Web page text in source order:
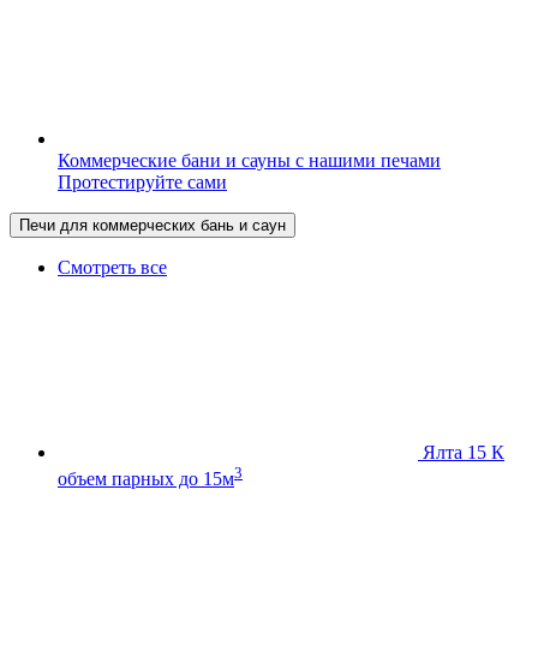
Коммерческие бани и сауны с нашими печами
Протестируйте сами
Печи для коммерческих бань и саун
Смотреть все
Ялта 15 К
объем парных до 15м3